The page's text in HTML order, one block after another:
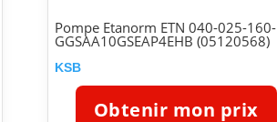
Pompe Etanorm ETN 040-025-160-
GGSAA10GSEAP4EHB (05120568)
KSB
Obtenir mon prix